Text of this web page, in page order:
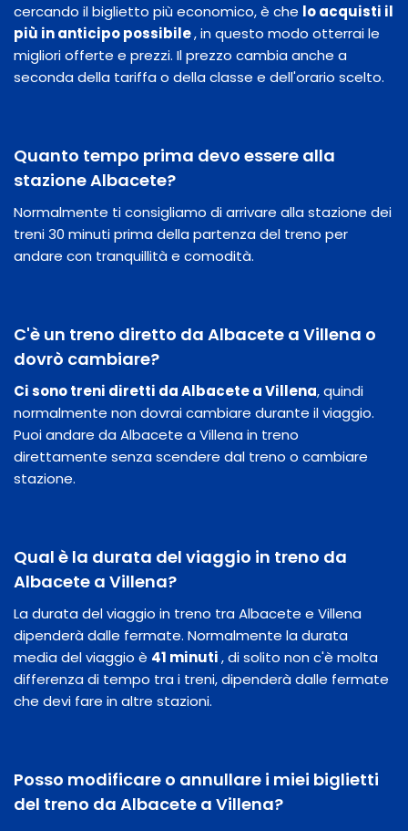
cercando il biglietto più economico, è che lo acquisti il
​​più in anticipo possibile, in questo modo otterrai le
migliori offerte e prezzi. Il prezzo cambia anche a
seconda della tariffa o della classe e dell'orario scelto.
Quanto tempo prima devo essere alla
stazione Albacete?
Normalmente ti consigliamo di arrivare alla stazione dei
treni 30 minuti prima della partenza del treno per
andare con tranquillità e comodità.
C'è un treno diretto da Albacete a Villena o
dovrò cambiare?
Ci sono treni diretti da Albacete a Villena, quindi
normalmente non dovrai cambiare durante il viaggio.
Puoi andare da Albacete a Villena in treno
direttamente senza scendere dal treno o cambiare
stazione.
Qual è la durata del viaggio in treno da
Albacete a Villena?
La durata del viaggio in treno tra Albacete e Villena
dipenderà dalle fermate. Normalmente la durata
media del viaggio è 41 minuti, di solito non c'è molta
differenza di tempo tra i treni, dipenderà dalle fermate
che devi fare in altre stazioni.
Posso modificare o annullare i miei biglietti
del treno da Albacete a Villena?